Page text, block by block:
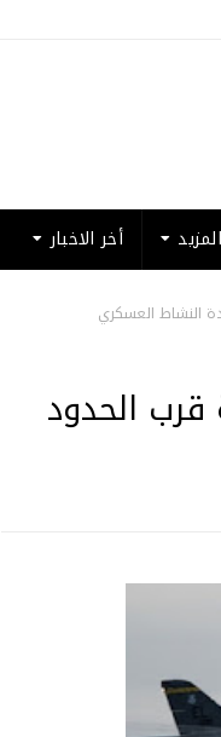
المزيد أخر الاخبار
النشاط العسكري
قرب الحدود